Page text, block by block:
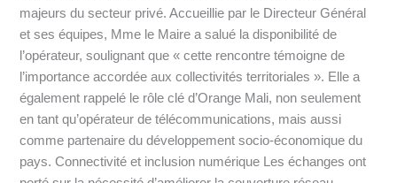
majeurs du secteur privé. Accueillie par le Directeur Général
et ses équipes, Mme le Maire a salué la disponibilité de
l’opérateur, soulignant que « cette rencontre témoigne de
l’importance accordée aux collectivités territoriales ». Elle a
également rappelé le rôle clé d’Orange Mali, non seulement
en tant qu’opérateur de télécommunications, mais aussi
comme partenaire du développement socio-économique du
pays. Connectivité et inclusion numérique Les échanges ont